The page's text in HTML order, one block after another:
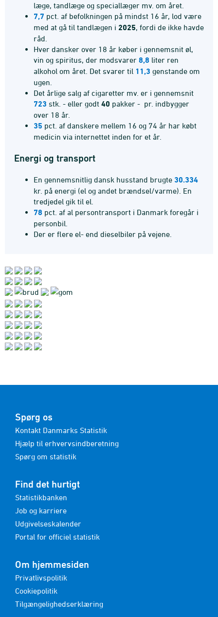
læge, tandlæge og speciallæger mv. om året.
7,7 pct. af befolkningen på mindst 16 år, lod være
med at gå til tandlægen i 2025, fordi de ikke havde
råd.
Hver dansker over 18 år køber i gennemsnit øl,
vin og spiritus, der modsvarer 8,8 liter ren
alkohol om året. Det svarer til 11,3 genstande om
ugen.
Det årlige salg af cigaretter mv. er i gennemsnit
723 stk. - eller godt 40 pakker - pr. indbygger
over 18 år.
35 pct. af danskere mellem 16 og 74 år har købt
medicin via internettet inden for et år.
Energi og transport
En gennemsnitlig dansk husstand brugte 30.334
kr. på energi (el og andet brændsel/varme). En
tredjedel gik til el.
78 pct. af al persontransport i Danmark foregår i
personbil.
Der er flere el- end dieselbiler på vejene.
Spørg os
Kontakt Danmarks Statistik
Hjælp til erhvervsindberetning
Spørg om statistik
Find det hurtigt
Statistikbanken
Job og karriere
Udgivelseskalender
Portal for officiel statistik
Om hjemmesiden
Privatlivspolitik
Cookiepolitik
Tilgængelighedserklæring